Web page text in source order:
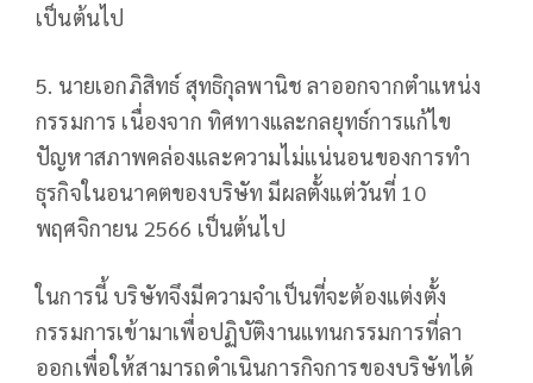
เป็นต้นไป
5. นายเอกภิสิทธ์ สุทธิกุลพานิช ลาออกจากตำแหน่ง
กรรมการ เนื่องจาก ทิศทางและกลยุทธ์การแก้ไข
ปัญหาสภาพคล่องและความไม่แน่นอนของการทำ
ธุรกิจในอนาคตของบริษัท มีผลตั้งแต่วันที่ 10
พฤศจิกายน 2566 เป็นต้นไป
ในการนี้ บริษัทจึงมีความจำเป็นที่จะต้องแต่งตั้ง
กรรมการเข้ามาเพื่อปฏิบัติงานแทนกรรมการที่ลา
ออกเพื่อให้สามารถดำเนินการกิจการของบริษัทได้